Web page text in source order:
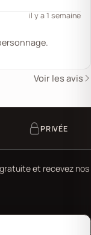
il y a 1 semaine
Voir les avis
PRIVÉE
et recevez nos